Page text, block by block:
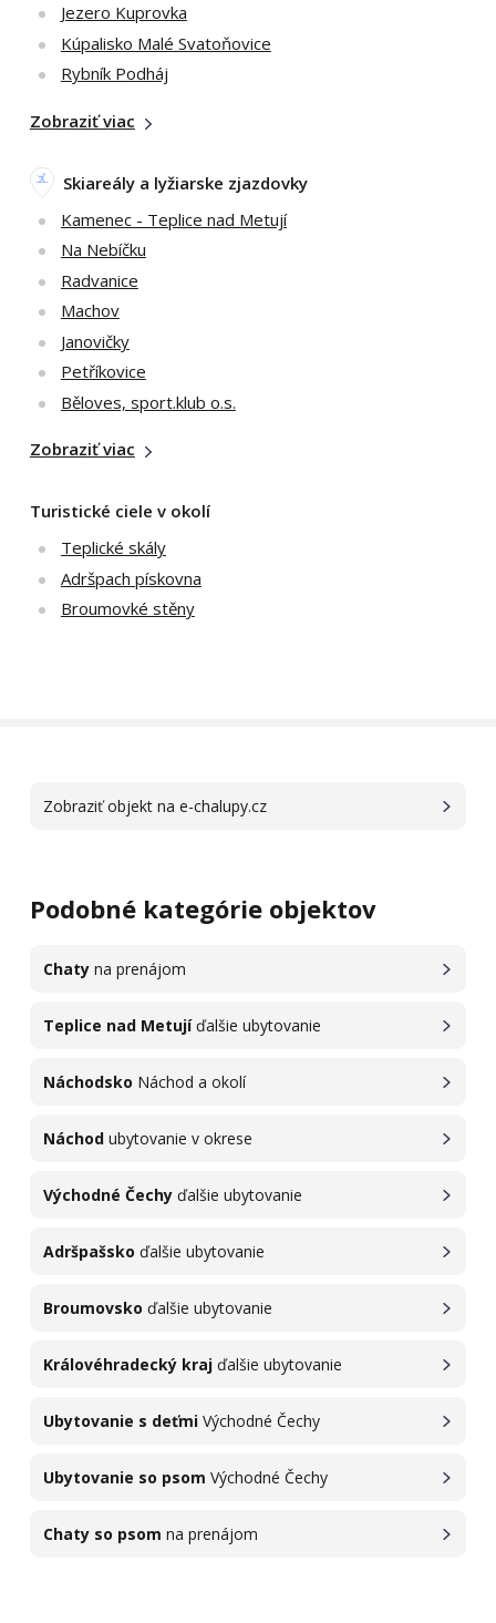
Jezero Kuprovka
Kúpalisko Malé Svatoňovice
Rybník Podháj
Zobraziť viac
Skiareály a lyžiarske zjazdovky
Kamenec - Teplice nad Metují
Na Nebíčku
Radvanice
Machov
Janovičky
Petříkovice
Běloves, sport.klub o.s.
Zobraziť viac
Turistické ciele v okolí
Teplické skály
Adršpach pískovna
Broumovké stěny
Zobraziť objekt na e-chalupy.cz
Podobné kategórie objektov
Chaty na prenájom
Teplice nad Metují ďalšie ubytovanie
Náchodsko Náchod a okolí
Náchod ubytovanie v okrese
Východné Čechy ďalšie ubytovanie
Adršpašsko ďalšie ubytovanie
Broumovsko ďalšie ubytovanie
Královéhradecký kraj ďalšie ubytovanie
Ubytovanie s deťmi Východné Čechy
Ubytovanie so psom Východné Čechy
Chaty so psom na prenájom